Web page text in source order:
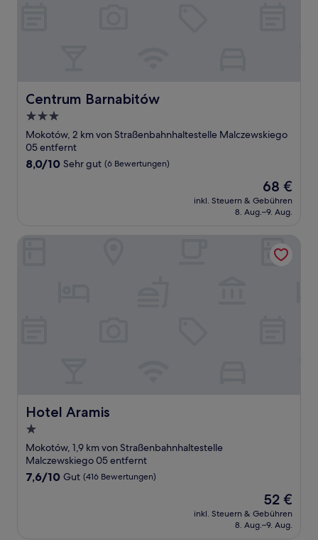
Centrum Barnabitów
Centrum Barnabitów
3.0-
Sterne-
Unterkunft
Mokotów, 2 km von Straßenbahnhaltestelle Malczewskiego
05 entfernt
8.0
Bewertungen)
8,0/10 Sehr gut (6 Bewertungen)
Der
Preis
beträgt
68 €
inkl. Steuern & Gebühren
8. Aug.–9. Aug.
Hotel Aramis
Hotel Aramis
1.0-
Stern-
Unterkunft
Mokotów, 1,9 km von Straßenbahnhaltestelle
Malczewskiego 05 entfernt
7.6
7,6/10 Gut (416 Bewertungen)
Der
Preis
beträgt
52 €
inkl. Steuern & Gebühren
8. Aug.–9. Aug.